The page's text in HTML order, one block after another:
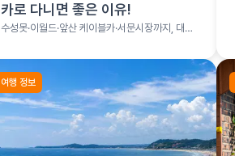
카로 다니면 좋은 이유!
수성못·이월드·앞산 케이블카·서문시장까지, 대구
여행 정보